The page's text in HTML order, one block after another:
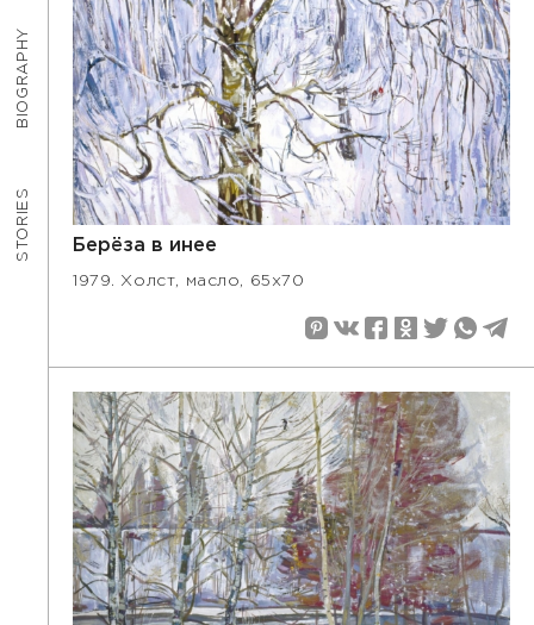
STORIES
BIOGRAPHY
Берёза в инее
1979. Холст, масло, 65х70